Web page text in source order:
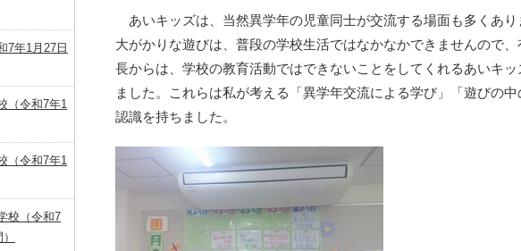
あいキッズは、当然異学年の児童同士が交流する場面も多くあ
大がかりな遊びは、普段の学校生活ではなかなかできませんので
長からは、学校の教育活動ではできないことをしてくれるあいキ
ました。これらは私が考える「異学年交流による学び」「遊びの
認識を持ちました。
7年1月27日
（令和7年1
（令和7年1
校（令和7